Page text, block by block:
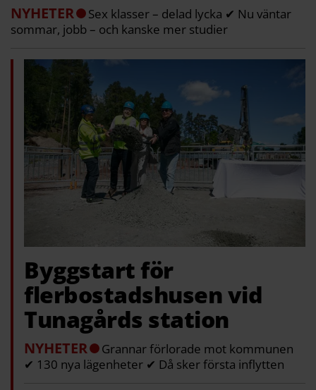
NYHETER
Sex klasser – delad lycka ✔ Nu väntar
sommar, jobb – och kanske mer studier
Byggstart för
flerbostadshusen vid
Tunagårds station
NYHETER
Grannar förlorade mot kommunen
✔ 130 nya lägenheter ✔ Då sker första inflytten